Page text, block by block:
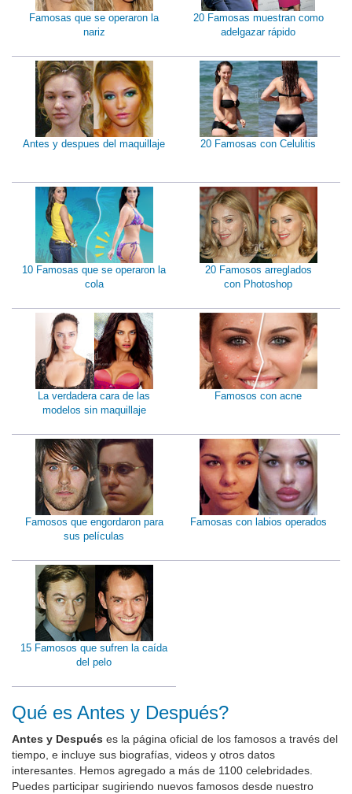
Famosas que se operaron la
nariz
20 Famosas muestran como
adelgazar rápido
Antes y despues del maquillaje 20 Famosas con Celulitis
10 Famosas que se operaron la
cola
20 Famosos arreglados
con Photoshop
La verdadera cara de las
modelos sin maquillaje
Famosos con acne
Famosos que engordaron para
sus películas
Famosas con labios operados
15 Famosos que sufren la caída
del pelo
Qué es Antes y Después?
Antes y Después es la página oficial de los famosos a través del
tiempo, e incluye sus biografías, videos y otros datos
interesantes. Hemos agregado a más de 1100 celebridades.
Puedes participar sugiriendo nuevos famosos desde nuestro